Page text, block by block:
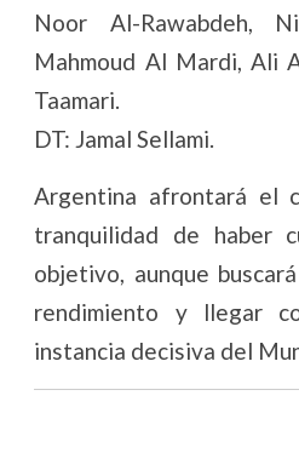
Noor Al-Rawabdeh,
Mahmoud Al Mardi, Ali
Taamari.
DT: Jamal Sellami.
Argentina afrontará el
tranquilidad de haber
objetivo, aunque
rendimiento y llegar
instancia decisiva del